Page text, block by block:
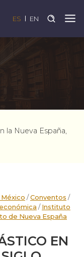
ES EN
la Nueva España,
/Conventos /
/Instituto
de Nueva España
EN